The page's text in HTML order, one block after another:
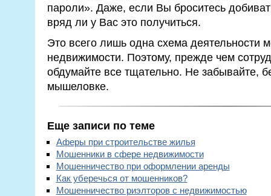
пароли». Даже, если Вы броситесь
вряд ли у Вас это получиться.
Это всего лишь одна схема деятельности
недвижимости. Поэтому, прежде чем
обдумайте все тщательно. Не забывайте,
мышеловке.
Еще записи по теме
Аферы при строительстве жилья
Мошенники в сфере недвижимости
Мошенничество при оформлении аренды
Как уберечься от мошенников?
Мошенничество риэлторов с недвижимостью